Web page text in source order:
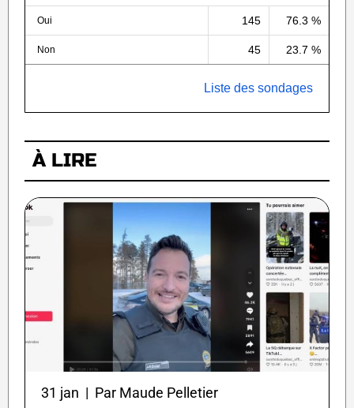
Oui 145 76.3 %
Non 45 23.7 %
Liste des sondages
À LIRE
31 jan | Par Maude Pelletier